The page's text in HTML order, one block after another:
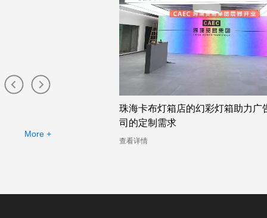
More +
吸睛无比的广州双面卡布灯箱厂
幻彩灯箱案例分析
查看详情